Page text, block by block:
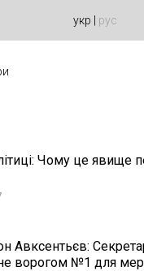
укр рус
Чому це явище
Авксентьєв:
ворогом №1 для